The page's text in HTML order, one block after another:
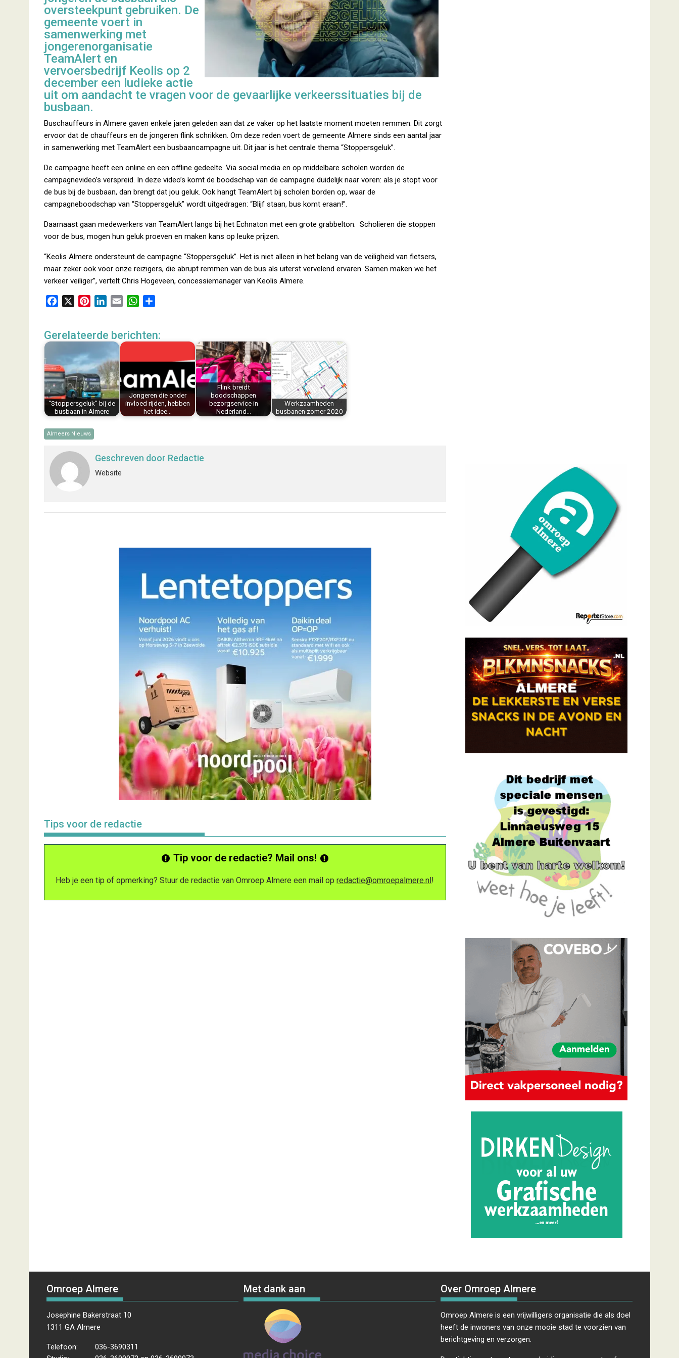
oversteekpunt gebruiken. De
gemeente voert in
samenwerking met
jongerenorganisatie
TeamAlert en
vervoersbedrijf Keolis op 2
december een ludieke actie
uit om aandacht te vragen voor de gevaarlijke verkeerssituaties bij de
busbaan.
Buschauffeurs in Almere gaven enkele jaren geleden aan dat ze vaker op het laatste moment moeten remmen. Dit zorgt
ervoor dat de chauffeurs en de jongeren flink schrikken. Om deze reden voert de gemeente Almere sinds een aantal jaar
in samenwerking met TeamAlert een busbaancampagne uit. Dit jaar is het centrale thema “Stoppersgeluk”.
De campagne heeft een online en een offline gedeelte. Via social media en op middelbare scholen worden de
campagnevideo’s verspreid. In deze video’s komt de boodschap van de campagne duidelijk naar voren: als je stopt voor
de bus bij de busbaan, dan brengt dat jou geluk. Ook hangt TeamAlert bij scholen borden op, waar de
campagneboodschap van “Stoppersgeluk” wordt uitgedragen: “Blijf staan, bus komt eraan!”.
Daarnaast gaan medewerkers van TeamAlert langs bij het Echnaton met een grote grabbelton. Scholieren die stoppen
voor de bus, mogen hun geluk proeven en maken kans op leuke prijzen.
“Keolis Almere ondersteunt de campagne “Stoppersgeluk”. Het is niet alleen in het belang van de veiligheid van fietsers,
maar zeker ook voor onze reizigers, die abrupt remmen van de bus als uiterst vervelend ervaren. Samen maken we het
verkeer veiliger”, vertelt Chris Hogeveen, concessiemanager van Keolis Almere.
e
o
k
t
r
e
s
t
k
d
I
n
i
W
t
A
p
p
e
Gerelateerde berichten:
“Stoppersgeluk” bij de
busbaan in Almere
Jongeren die onder
invloed rijden, hebben
het idee…
Flink breidt
boodschappen
bezorgservice in
Nederland…
Werkzaamheden
busbanen zomer 2020
Almeers Nieuws
Geschreven door Redactie
Website
Tips voor de redactie
Tip voor de redactie? Mail ons!
Heb je een tip of opmerking? Stuur de redactie van Omroep Almere een mail opredactie@omroepalmere.nl!
Omroep Almere
Josephine Bakerstraat 10
1311 GA Almere
Telefoon:
036-3690311
Met dank aan Over Omroep Almere
Omroep Almere is een vrijwilligers organisatie die als doel
heeft de inwoners van onze mooie stad te voorzien van
berichtgeving en verzorgen.